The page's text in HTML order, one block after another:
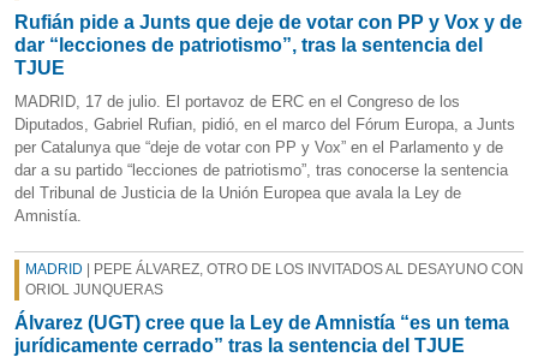
Rufián pide a Junts que deje de votar con PP y Vox y de
dar “lecciones de patriotismo”, tras la sentencia del
TJUE
MADRID, 17 de julio. El portavoz de ERC en el Congreso de los
Diputados, Gabriel Rufian, pidió, en el marco del Fórum Europa, a Junts
per Catalunya que “deje de votar con PP y Vox” en el Parlamento y de
dar a su partido “lecciones de patriotismo”, tras conocerse la sentencia
del Tribunal de Justicia de la Unión Europea que avala la Ley de
Amnistía.
MADRID | PEPE ÁLVAREZ, OTRO DE LOS INVITADOS AL DESAYUNO CON
ORIOL JUNQUERAS
Álvarez (UGT) cree que la Ley de Amnistía “es un tema
jurídicamente cerrado” tras la sentencia del TJUE